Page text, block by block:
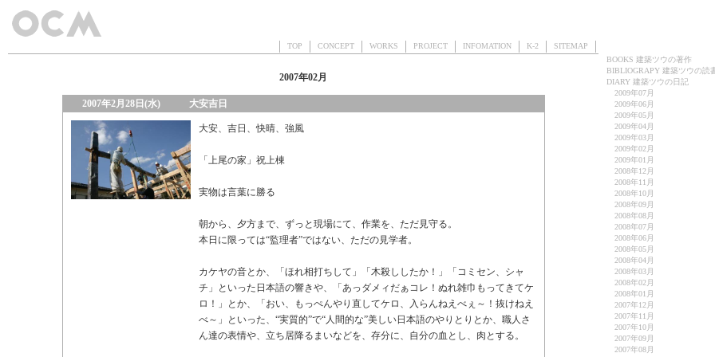
TOP CONCEPT WORKS PROJECT INFOMATION K-2 SITEMAP
2007年02月
2007年2月28日(水) 大安吉日
大安、吉日、快晴、強風
「上尾の家」祝上棟
実物は言葉に勝る
朝から、夕方まで、ずっと現場にて、作業を、ただ見守る。
本日に限っては“監理者”ではない、ただの見学者。
カケヤの音とか、「ほれ相打ちして」「木殺ししたか！」「コミセン、シャ
チ」といった日本語の響きや、「あっダメィだぁコレ！ぬれ雑巾もってきてケ
ロ！」とか、「おい、もっぺんやり直してケロ、入らんねえべぇ～！抜けねえ
べ～」といった、“実質的”で“人間的な”美しい日本語のやりとりとか、職人さ
ん達の表情や、立ち居降るまいなどを、存分に、自分の血とし、肉とする。
BOOKS 建築ツウの著作
BIBLIOGRAPY 建築ツウの読
DIARY 建築ツウの日記
2009年07月
2009年06月
2009年05月
2009年04月
2009年03月
2009年02月
2009年01月
2008年12月
2008年11月
2008年10月
2008年09月
2008年08月
2008年07月
2008年06月
2008年05月
2008年04月
2008年03月
2008年02月
2008年01月
2007年12月
2007年11月
2007年10月
2007年09月
2007年08月